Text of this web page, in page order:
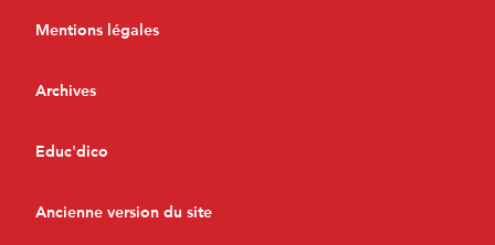
Mentions légales
Archives
Educ'dico
Ancienne version du site